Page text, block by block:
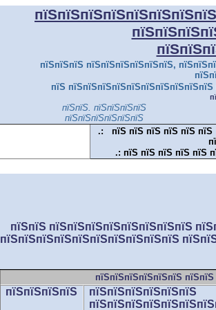
пїЅпїЅпїЅ пїЅпїЅпїЅпїЅпїЅпїЅ,
пїЅ
пїЅпїЅ. пїЅпїЅпїЅпїЅ
пїЅпїЅпїЅпїЅпїЅпїЅ
.: пїЅ пїЅ пїЅ пїЅ пїЅ пїЅ
.: пїЅ пїЅ пїЅ пїЅ пїЅ
пїЅпїЅ пїЅпїЅпїЅпїЅпїЅпїЅпїЅпїЅ
пїЅпїЅпїЅпїЅпїЅпїЅпїЅпїЅпїЅпїЅ
пїЅпїЅпїЅпїЅпїЅпїЅ
пїЅпїЅпїЅпїЅ
пїЅпїЅпїЅпїЅпїЅпїЅ